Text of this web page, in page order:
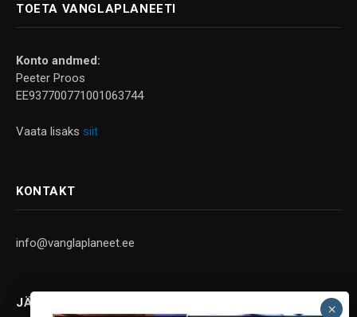
TOETA VANGLAPLANEETI
Konto andmed:
Peeter Proos
EE937700771001063744
Vaata lisaks siit
KONTAKT
info@vanglaplaneet.ee
JÄLGI SOTSIAALMEEDIAS